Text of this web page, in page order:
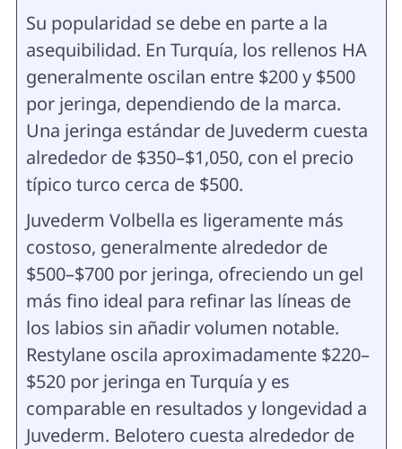
Su popularidad se debe en parte a la
asequibilidad. En Turquía, los rellenos HA
generalmente oscilan entre $200 y $500
por jeringa, dependiendo de la marca.
Una jeringa estándar de Juvederm cuesta
alrededor de $350–$1,050, con el precio
típico turco cerca de $500.
Juvederm Volbella es ligeramente más
costoso, generalmente alrededor de
$500–$700 por jeringa, ofreciendo un gel
más fino ideal para refinar las líneas de
los labios sin añadir volumen notable.
Restylane oscila aproximadamente $220–
$520 por jeringa en Turquía y es
comparable en resultados y longevidad a
Juvederm. Belotero cuesta alrededor de